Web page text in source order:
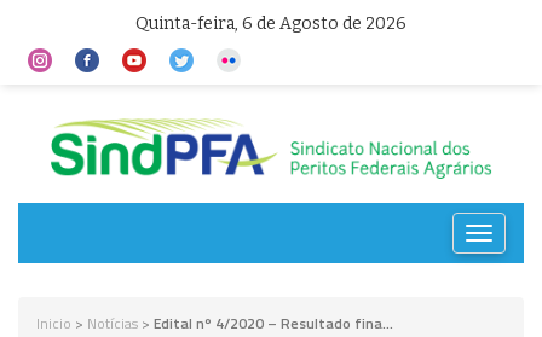
Quinta-feira, 6 de Agosto de 2026
Toggle
Inicio > Notícias > Edital nº 4/2020 – Resultado fina...